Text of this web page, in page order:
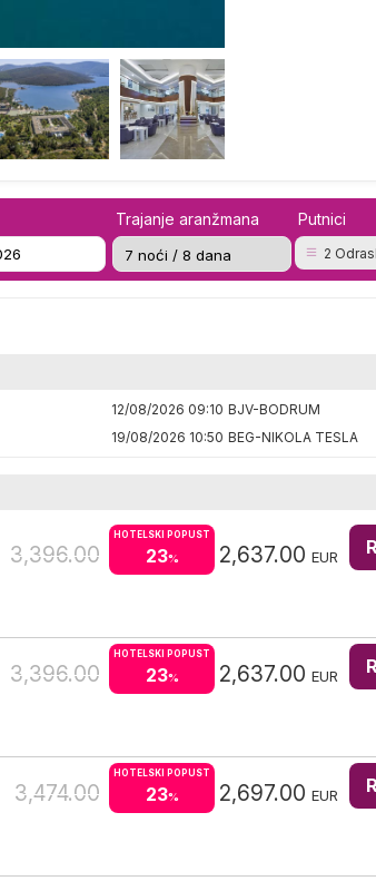
Trajanje aranžmana Putnici
2
12/08/2026 09:10 BJV-BODRUM
19/08/2026 10:50 BEG-NIKOLA TESLA
3,396.00
HOTELSKI POPUST
23% 2,637.00 EUR
3,396.00
HOTELSKI POPUST
23% 2,637.00 EUR
3,474.00
HOTELSKI POPUST
23% 2,697.00 EUR